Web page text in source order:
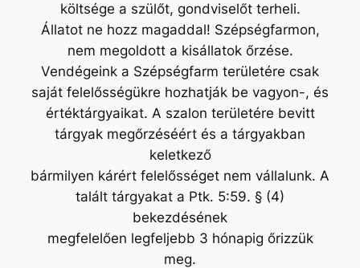
költsége a szülőt, gondviselőt terheli.
Állatot ne hozz magaddal! Szépségfarmon,
nem megoldott a kisállatok őrzése.
Vendégeink a Szépségfarm területére csak
saját felelősségükre hozhatják be vagyon-, és
értéktárgyaikat. A szalon területére bevitt
tárgyak megőrzéséért és a tárgyakban
keletkező
bármilyen kárért felelősséget nem vállalunk. A
talált tárgyakat a Ptk. 5:59. § (4)
bekezdésének
megfelelően legfeljebb 3 hónapig őrizzük
meg.